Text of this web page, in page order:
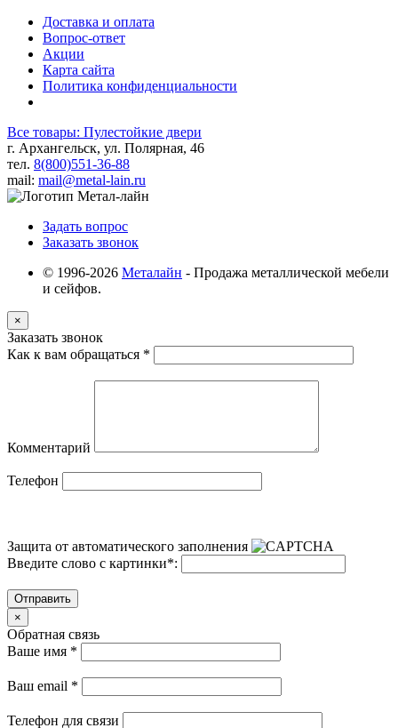
Доставка и оплата
Вопрос-ответ
Акции
Карта сайта
Политика конфиденциальности
Все товары: Пулестойкие двери
г. Архангельск, ул. Полярная, 46
тел. 8(800)551-36-88
mail: mail@metal-lain.ru
Задать вопрос
Заказать звонок
© 1996-2026 Металайн - Продажа металлической мебели
и сейфов.
×
Заказать звонок
Как к вам обращаться *
Комментарий
Телефон
Защита от автоматического заполнения
Введите слово с картинки*:
Отправить
×
Обратная связь
Ваше имя *
Ваш email *
Телефон для связи